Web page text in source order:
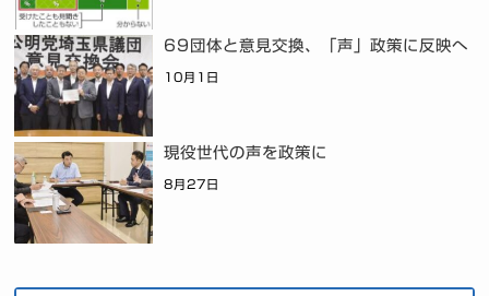
69団体と意見交換、「声」政策に反映へ
10月1日
現役世代の声を政策に
8月27日